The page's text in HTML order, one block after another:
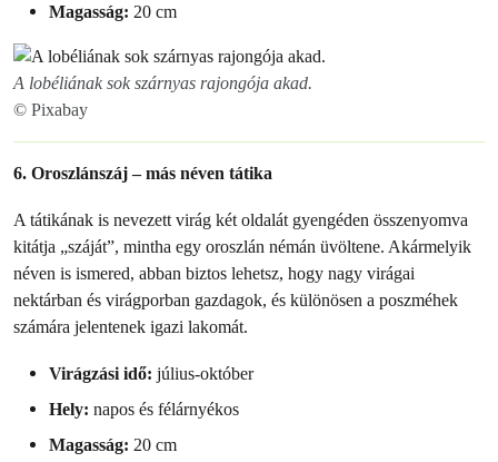
Magasság: 20 cm
A lobéliának sok szárnyas rajongója akad.
© Pixabay
6. Oroszlánszáj – más néven tátika
A tátikának is nevezett virág két oldalát gyengéden összenyomva
kitátja „száját”, mintha egy oroszlán némán üvöltene. Akármelyik
néven is ismered, abban biztos lehetsz, hogy nagy virágai
nektárban és virágporban gazdagok, és különösen a poszméhek
számára jelentenek igazi lakomát.
Virágzási idő: július-október
Hely: napos és félárnyékos
Magasság: 20 cm